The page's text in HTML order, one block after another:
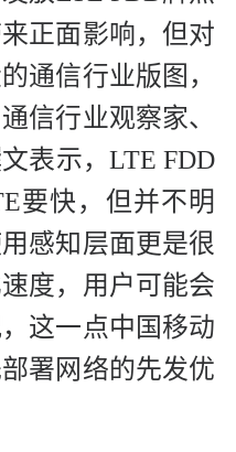
正面影响，但对
通信行业版图，
信行业观察家、
表示，LTE FDD
要快，但并不明
感知层面更是很
度，用户可能会
这一点中国移动
署网络的先发优